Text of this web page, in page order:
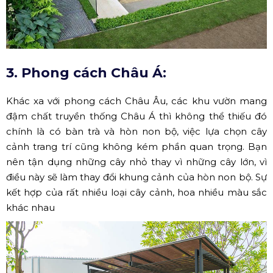
3. Phong cách Châu Á:
Khác xa với phong cách Châu Âu, các khu vườn mang
đậm chất truyền thống Châu Á thì không thể thiếu đó
chính là có bàn trà và hòn non bộ, việc lựa chọn cây
cảnh trang trí cũng không kém phần quan trọng. Bạn
nên tận dụng những cây nhỏ thay vì những cây lớn, vì
điều này sẽ làm thay đổi khung cảnh của hòn non bộ. Sự
kết hợp của rất nhiều loại cây cảnh, hoa nhiều màu sắc
khác nhau